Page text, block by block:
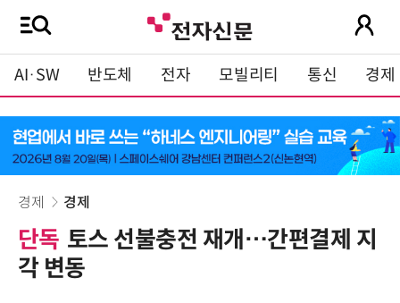
AI·SW 반도체 전자 모빌리티 통신 경제
경제 경제
단독 토스 선불충전 재개…간편결제 지
각 변동